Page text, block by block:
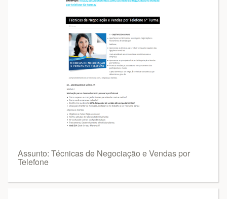
Assunto: Técnicas de Negociação e Vendas por
Telefone